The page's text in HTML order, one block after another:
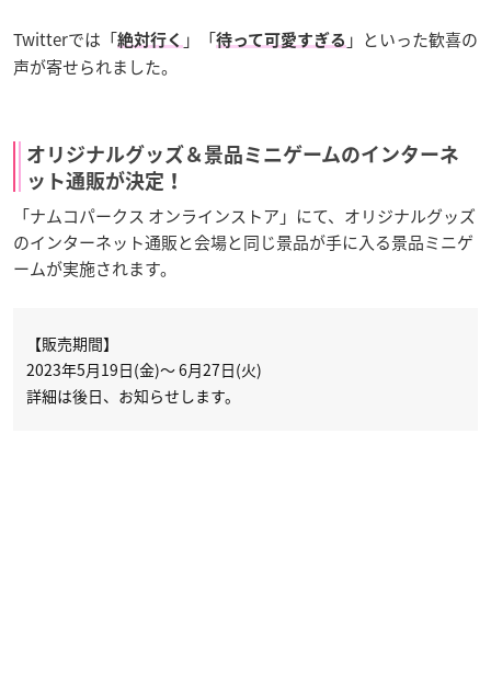
Twitterでは「絶対行く 」「待って可愛すぎる 」といった歓喜の
声が寄せられました。
オリジナルグッズ＆景品ミニゲームのインターネ
ット通販が決定！
「ナムコパークス オンラインストア」にて、オリジナルグッズ
のインターネット通販と会場と同じ景品が手に入る景品ミニゲ
ームが実施されます。
【販売期間】
2023年5月19日(金)～ 6月27日(火)
詳細は後日、お知らせします。